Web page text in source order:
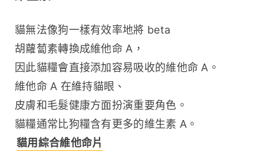
貓無法像狗一樣有效率地將 beta
胡蘿蔔素轉換成維他命 A，
因此貓糧會直接添加容易吸收的維他命 A。
維他命 A 在維持貓眼、
皮膚和毛髮健康方面扮演重要角色。
貓用綜合維他命片